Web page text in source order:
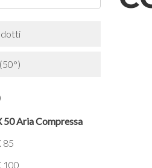
50 Aria Compressa
85
100